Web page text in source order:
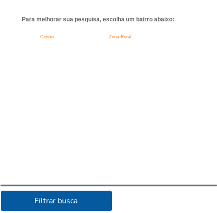
Filtrar busca
Para melhorar sua pesquisa, escolha um bairro abaixo:
Centro Zona Rural